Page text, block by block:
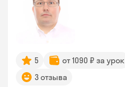
5 от 1090 ₽ за урок
3 отзыва